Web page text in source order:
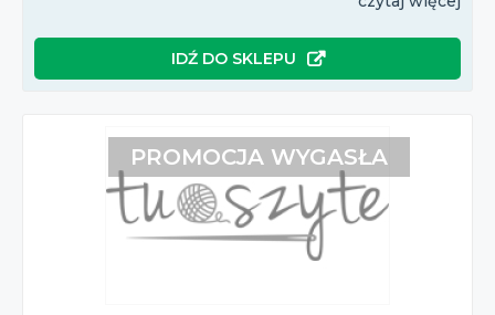
IDŹ DO SKLEPU
PROMOCJA WYGASŁA